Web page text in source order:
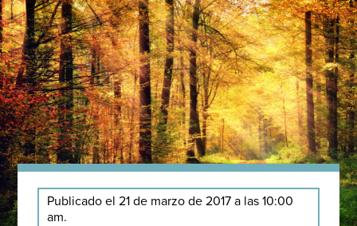
Publicado el 21 de marzo de 2017 a las 10:00
am.